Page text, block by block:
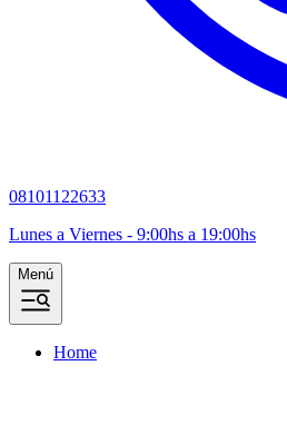
08101122633
Lunes a Viernes - 9:00hs a 19:00hs
Menú
Home